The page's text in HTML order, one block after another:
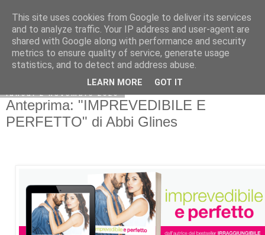
lunedì 2 novembre 2020
Anteprima: "IMPREVEDIBILE E
PERFETTO" di Abbi Glines
This site uses cookies from Google to deliver its services
and to analyze traffic. Your IP address and user-agent are
shared with Google along with performance and security
metrics to ensure quality of service, generate usage
statistics, and to detect and address abuse.
LEARN MORE GOT IT